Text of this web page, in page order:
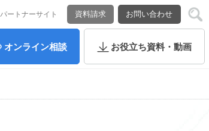
パートナーサイト 資料請求 お問い合わせ
オンライン相談 お役立ち資料・動画